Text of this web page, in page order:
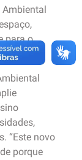
Ambiental
para o
“Este novo
porque